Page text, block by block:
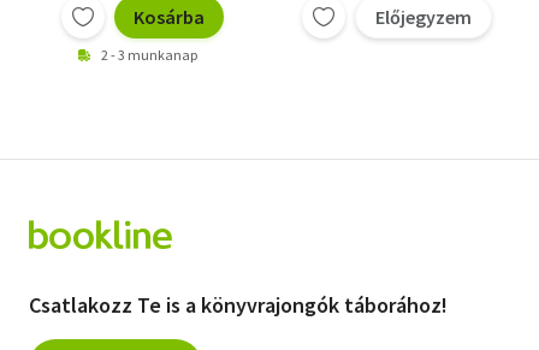
Kosárba
2 - 3 munkanap
Előjegyzem
Csatlakozz Te is a könyvrajongók táborához!